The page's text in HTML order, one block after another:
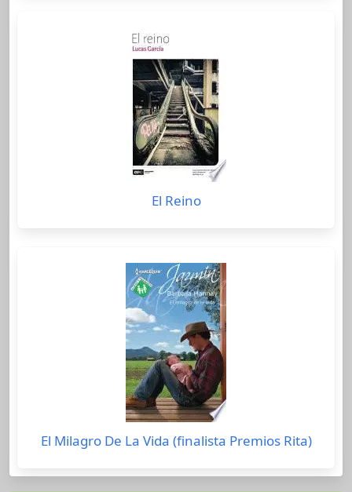
El Reino
El Milagro De La Vida (finalista Premios Rita)